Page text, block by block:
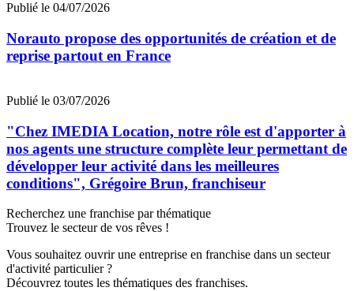
Publié le 04/07/2026
Norauto propose des opportunités de création et de
reprise partout en France
Publié le 03/07/2026
"Chez IMEDIA Location, notre rôle est d'apporter à
nos agents une structure complète leur permettant de
développer leur activité dans les meilleures
conditions", Grégoire Brun, franchiseur
Recherchez une franchise par thématique
Trouvez le secteur de vos rêves !
Vous souhaitez ouvrir une entreprise en franchise dans un secteur
d'activité particulier ?
Découvrez toutes les thématiques des franchises.